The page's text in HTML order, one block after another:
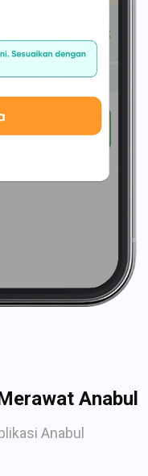
Anabul
Anabul